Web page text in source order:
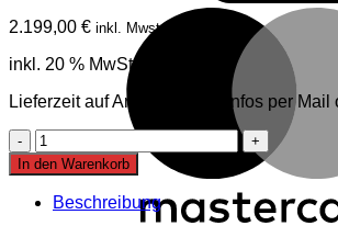
2.199,00 € inkl. Mwst
inkl. 20 % MwSt.
Lieferzeit auf Anfrage, mehr Infos per Mail
Yamaha
CLP-
835
PE
In den Warenkorb
Beschreibung